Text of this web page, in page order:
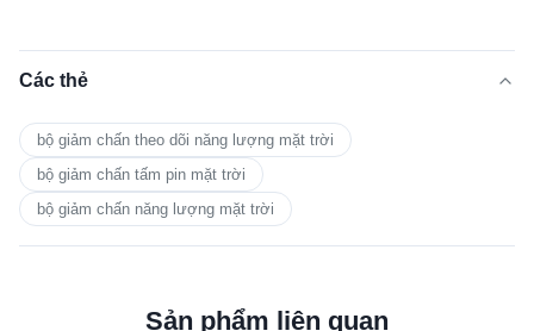
Các thẻ
bộ giảm chấn theo dõi năng lượng mặt trời
bộ giảm chấn tấm pin mặt trời
bộ giảm chấn năng lượng mặt trời
Sản phẩm liên quan